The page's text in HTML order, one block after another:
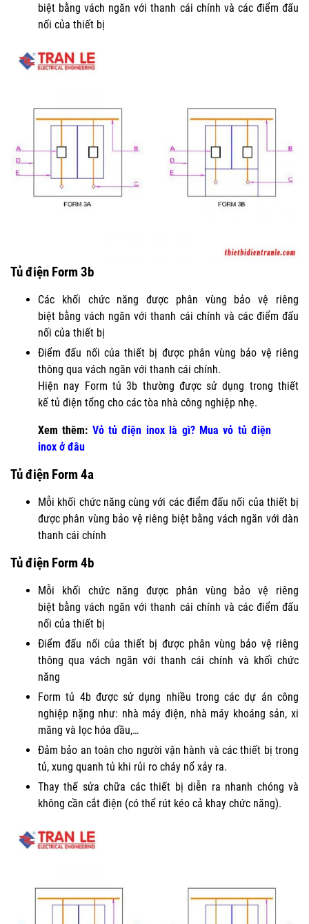
biệt bằng vách ngăn với thanh cái chính và các điểm đấu
nối của thiết bị
Tủ điện Form 3b
Các khối chức năng được phân vùng bảo vệ riêng
biệt bằng vách ngăn với thanh cái chính và các điểm đấu
nối của thiết bị
Điểm đấu nối của thiết bị được phân vùng bảo vệ riêng
thông qua vách ngăn với thanh cái chính.
Hiện nay Form tủ 3b thường được sử dụng trong thiết
kế tủ điện tổng cho các tòa nhà công nghiệp nhẹ.
Xem thêm: Vỏ tủ điện inox là gì? Mua vỏ tủ điện
inox ở đâu
Tủ điện Form 4a
Mỗi khối chức năng cùng với các điểm đấu nối của thiết bị
được phân vùng bảo vệ riêng biệt bằng vách ngăn với dàn
thanh cái chính
Tủ điện Form 4b
Mỗi khối chức năng được phân vùng bảo vệ riêng
biệt bằng vách ngăn với thanh cái chính và các điểm đấu
nối của thiết bị
Điểm đấu nối của thiết bị được phân vùng bảo vệ riêng
thông qua vách ngăn với thanh cái chính và khối chức
năng
Form tủ 4b được sử dụng nhiều trong các dự án công
nghiệp nặng như: nhà máy điện, nhà máy khoáng sản, xi
măng và lọc hóa dầu,…
Đảm bảo an toàn cho người vận hành và các thiết bị trong
tủ, xung quanh tủ khi rủi ro cháy nổ xảy ra.
Thay thế sửa chữa các thiết bị diễn ra nhanh chóng và
không cần cắt điện (có thể rút kéo cả khay chức năng).